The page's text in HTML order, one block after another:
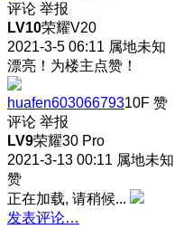
评论 举报
LV10荣耀V20
2021-3-5 06:11 属地未知
漂亮！为楼主点赞！
huafen60306679310F 赞
评论 举报
LV9荣耀30 Pro
2021-3-13 00:11 属地未知
赞
正在加载, 请稍候...
发表评论…